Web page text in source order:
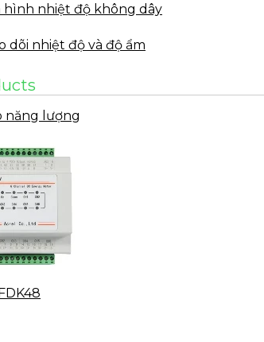
hình nhiệt độ không dây
dõi nhiệt độ và độ ẩm
năng lượng